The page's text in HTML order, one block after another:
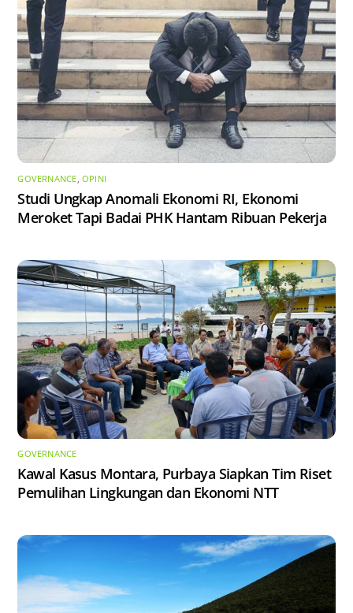
GOVERNANCE OPINI
Studi Ungkap Anomali Ekonomi RI, Ekonomi
Meroket Tapi Badai PHK Hantam Ribuan Pekerja
GOVERNANCE
Kawal Kasus Montara, Purbaya Siapkan Tim Riset
Pemulihan Lingkungan dan Ekonomi NTT